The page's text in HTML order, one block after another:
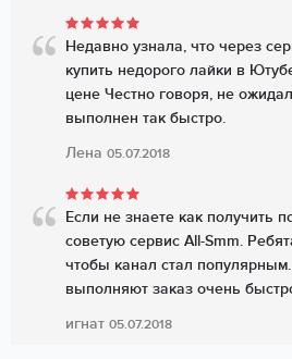
Недавно узнала, что через
купить недорого лайки в
цене Честно говоря, не
выполнен так быстро.
Лена 05.07.2018
Если не знаете как получить
советую сервис All-Smm.
чтобы канал стал
выполняют заказ очень
игнат 05.07.2018